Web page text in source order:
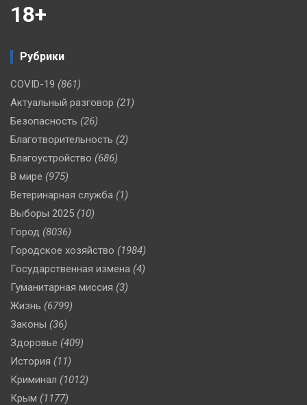
18+
Рубрики
COVID-19 (861)
Актуальный разговор (21)
Безопасность (26)
Благотворительность (2)
Благоустройство (686)
В мире (975)
Ветеринарная служба (1)
Выборы 2025 (10)
Город (8036)
Городское хозяйство (1984)
Государственная измена (4)
Гуманитарная миссия (3)
Жизнь (6799)
Законы (36)
Здоровье (409)
История (11)
Криминал (1012)
Крым (1177)